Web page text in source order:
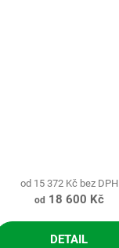
od 15 372 Kč bez DPH
od 18 600 Kč
DETAIL